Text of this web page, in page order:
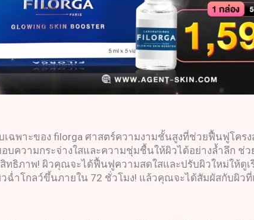
เฉพาะของ filorga ศาสตร์ความงามชั้นสูงที่ช่วยฟื้นฟูโคร
บความกระจ่างใสและความชุ่มชื้นให้ผิวได้อย่างล้ำลึก
ธิภาพ! ผิวคุณจะได้ฟื้นฟูความสดใสและปรับผิวใหม่ให้ดูเ
วฉ่ำโกลว์ขึ้นภายใน 72 ชั่วโมง! แล้วคุณจะได้สัมผัสกับผิ